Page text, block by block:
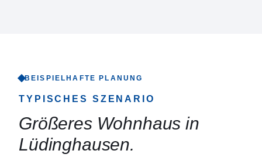
BEISPIELHAFTE PLANUNG
TYPISCHES SZENARIO
Größeres Wohnhaus in
Lüdinghausen.